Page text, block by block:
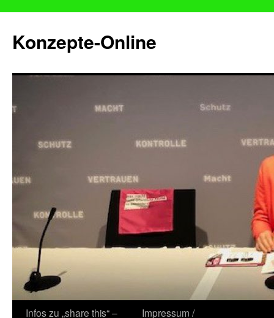
Konzepte-Online
Zum
Infos zu „share this“ –
Impressum /